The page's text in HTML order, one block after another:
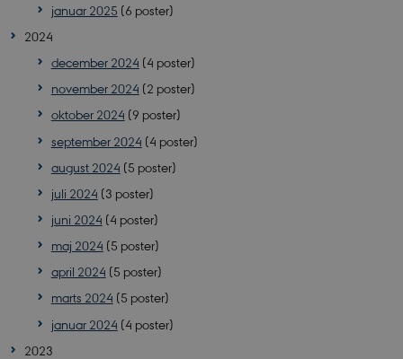
januar 2025 (6 poster)
2024
december 2024 (4 poster)
november 2024 (2 poster)
oktober 2024 (9 poster)
september 2024 (4 poster)
august 2024 (5 poster)
juli 2024 (3 poster)
juni 2024 (4 poster)
maj 2024 (5 poster)
april 2024 (5 poster)
marts 2024 (5 poster)
januar 2024 (4 poster)
2023